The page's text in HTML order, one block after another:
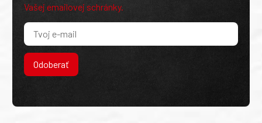
Vašej emailovej schránky.
Odoberať